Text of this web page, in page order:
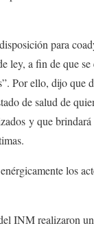
para
ley, a fin de que se
Por ello, dijo que
de salud de
y que
los
INM realizaron